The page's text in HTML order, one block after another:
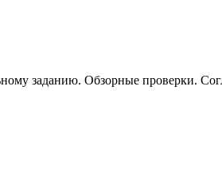
заданию. Обзорные проверки.